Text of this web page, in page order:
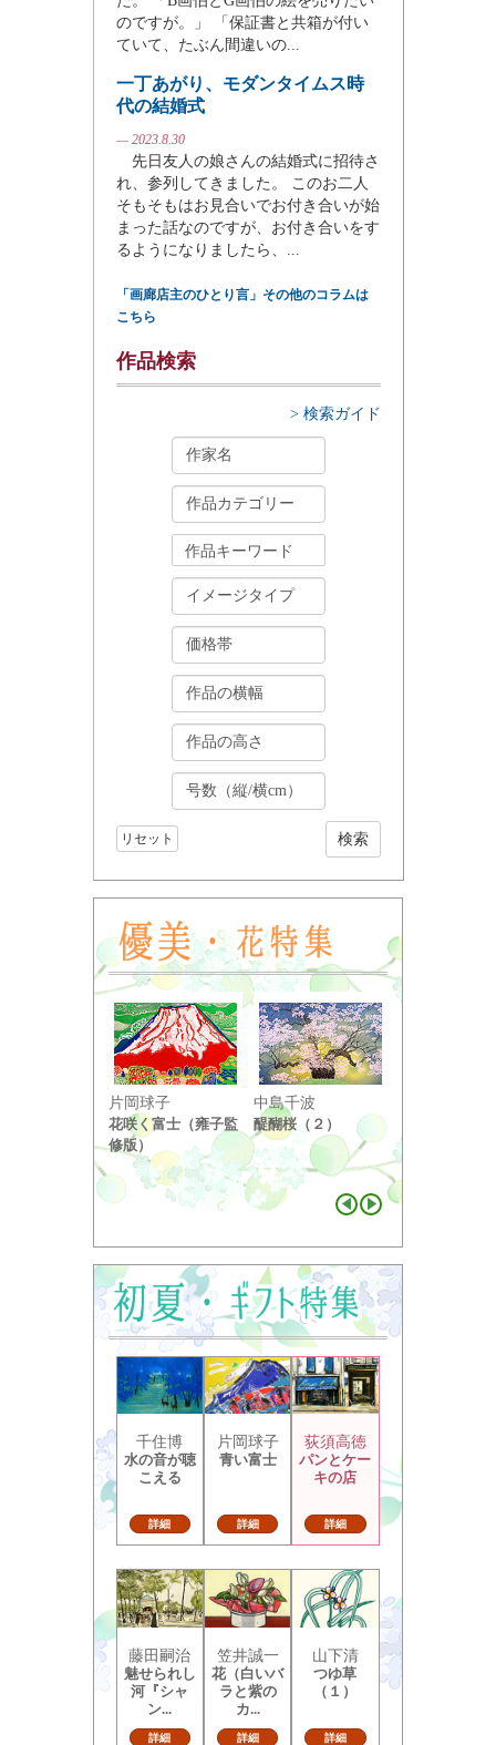
のですが。」 「保証書と共箱が付い
ていて、たぶん間違いの...
一丁あがり、モダンタイムス時
代の結婚式
— 2023.8.30
先日友人の娘さんの結婚式に招待さ
れ、参列してきました。 このお二人
そもそもはお見合いでお付き合いが始
まった話なのですが、お付き合いをす
るようになりましたら、...
「画廊店主のひとり言」その他のコラムは
こちら
作品検索
> 検索ガイド
リセット
片岡球子
花咲く富士（雍子監
修版）
中島千波
醍醐桜（２）
り ...
千住博
水の音が聴
こえる
詳細
片岡球子
青い富士
詳細
荻須高徳
パンとケー
キの店
詳細
藤田嗣治
魅せられし
河『シャ
ン...
詳細
笠井誠一
花（白いバ
ラと紫の
カ...
詳細
山下清
つゆ草
（１）
詳細